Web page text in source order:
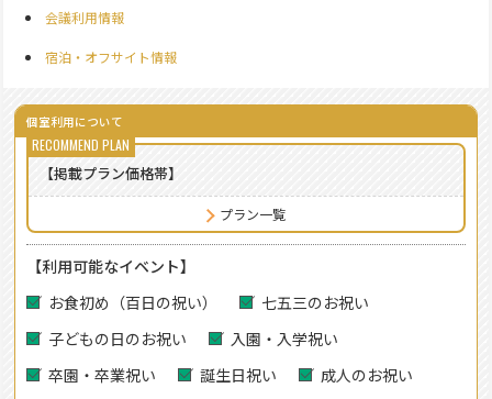
会議利用情報
宿泊・オフサイト情報
個室利用について
【掲載プラン価格帯】
プラン一覧
【利用可能なイベント】
お食初め（百日の祝い）
七五三のお祝い
子どもの日のお祝い
入園・入学祝い
卒園・卒業祝い
誕生日祝い
成人のお祝い